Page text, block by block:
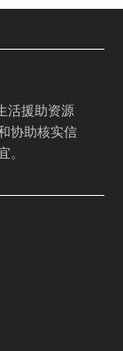
活援助资源
协助核实信
。